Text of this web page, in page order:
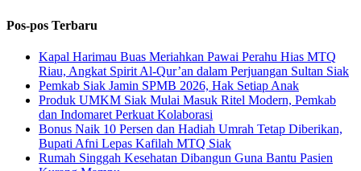
Pos-pos Terbaru
Kapal Harimau Buas Meriahkan Pawai Perahu Hias MTQ
Riau, Angkat Spirit Al-Qur’an dalam Perjuangan Sultan Siak
Pemkab Siak Jamin SPMB 2026, Hak Setiap Anak
Produk UMKM Siak Mulai Masuk Ritel Modern, Pemkab
dan Indomaret Perkuat Kolaborasi
Bonus Naik 10 Persen dan Hadiah Umrah Tetap Diberikan,
Bupati Afni Lepas Kafilah MTQ Siak
Rumah Singgah Kesehatan Dibangun Guna Bantu Pasien